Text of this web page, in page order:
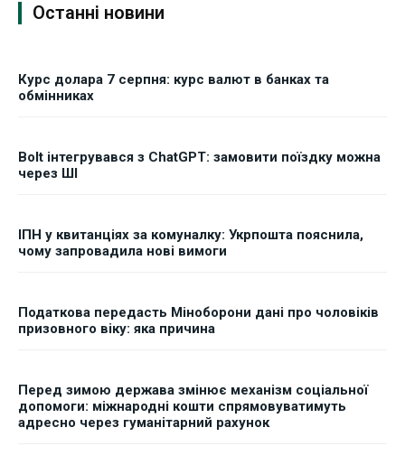
Останні новини
Курс долара 7 серпня: курс валют в банках та
обмінниках
Bolt інтегрувався з ChatGPT: замовити поїздку можна
через ШІ
ІПН у квитанціях за комуналку: Укрпошта пояснила,
чому запровадила нові вимоги
Податкова передасть Міноборони дані про чоловіків
призовного віку: яка причина
Перед зимою держава змінює механізм соціальної
допомоги: міжнародні кошти спрямовуватимуть
адресно через гуманітарний рахунок